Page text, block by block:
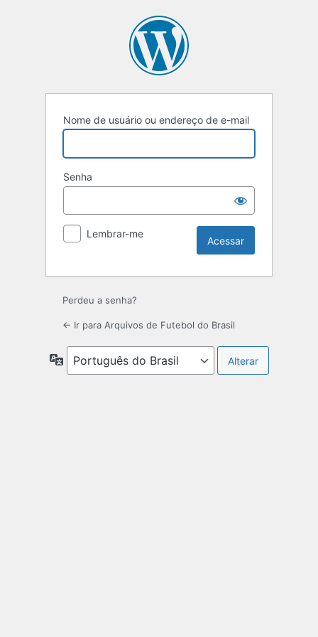
Nome de usuário ou endereço de e-mail
Senha
Lembrar-me
Perdeu a senha?
← Ir para Arquivos de Futebol do Brasil
Idioma